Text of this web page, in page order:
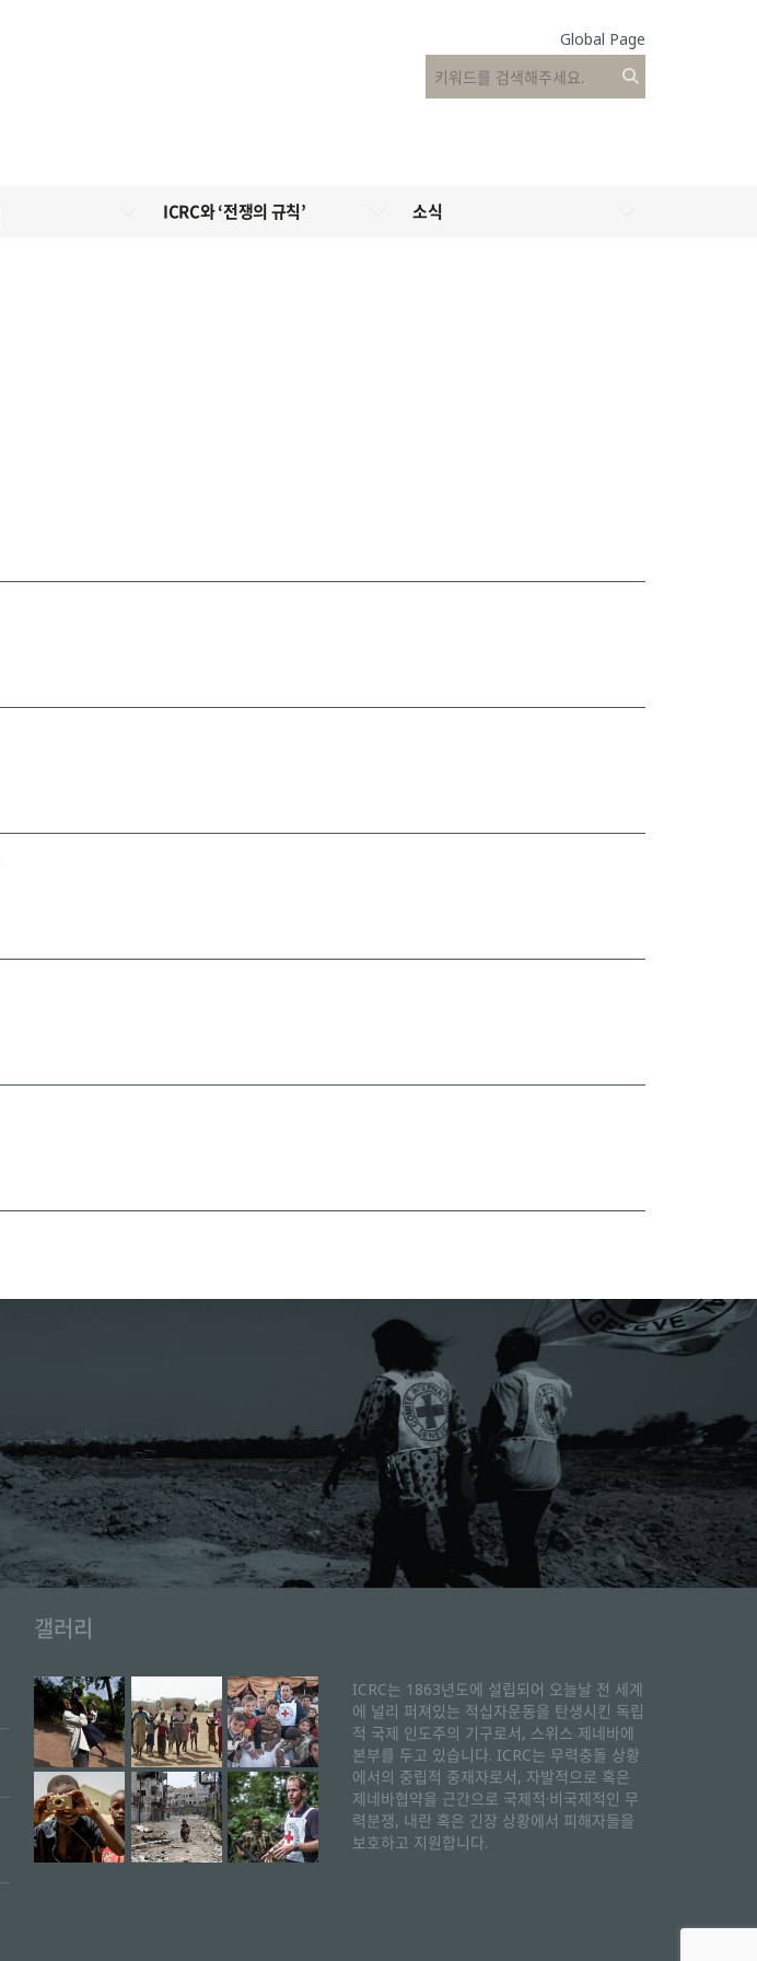
Global Page
ICRC와 ‘전쟁의 규칙’
소식
갤러리
ICRC는 1863년도에 설립되어 오늘날 전 세계
에 널리 퍼져있는 적십자운동을 탄생시킨 독립
적 국제 인도주의 기구로서, 스위스 제네바에
본부를 두고 있습니다. ICRC는 무력충돌 상황
에서의 중립적 중재자로서, 자발적으로 혹은
제네바협약을 근간으로 국제적·비국제적인 무
력분쟁, 내란 혹은 긴장 상황에서 피해자들을
보호하고 지원합니다.